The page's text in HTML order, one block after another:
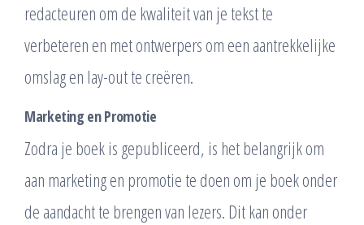
redacteuren om de kwaliteit van je tekst te
verbeteren en met ontwerpers om een aantrekkelijke
omslag en lay-out te creëren.
Marketing en Promotie
Zodra je boek is gepubliceerd, is het belangrijk om
aan marketing en promotie te doen om je boek onder
de aandacht te brengen van lezers. Dit kan onder